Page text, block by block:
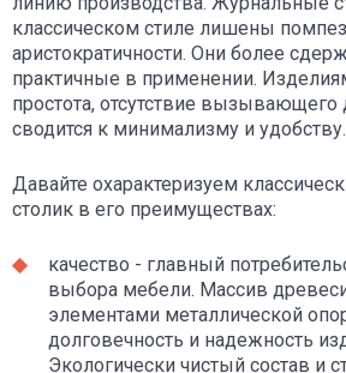
классическом стиле лишены
аристократичности. Они более
практичные в применении.
простота, отсутствие вызывающего
сводится к минимализму и удобству.
Давайте охарактеризуем
столик в его преимуществах:
качество - главный
выбора мебели. Массив
элементами металлической
долговечность и надежность
Экологически чистый состав и